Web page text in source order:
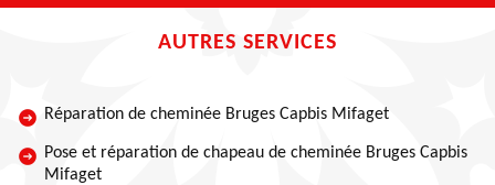
AUTRES SERVICES
Réparation de cheminée Bruges Capbis Mifaget
Pose et réparation de chapeau de cheminée Bruges Capbis
Mifaget